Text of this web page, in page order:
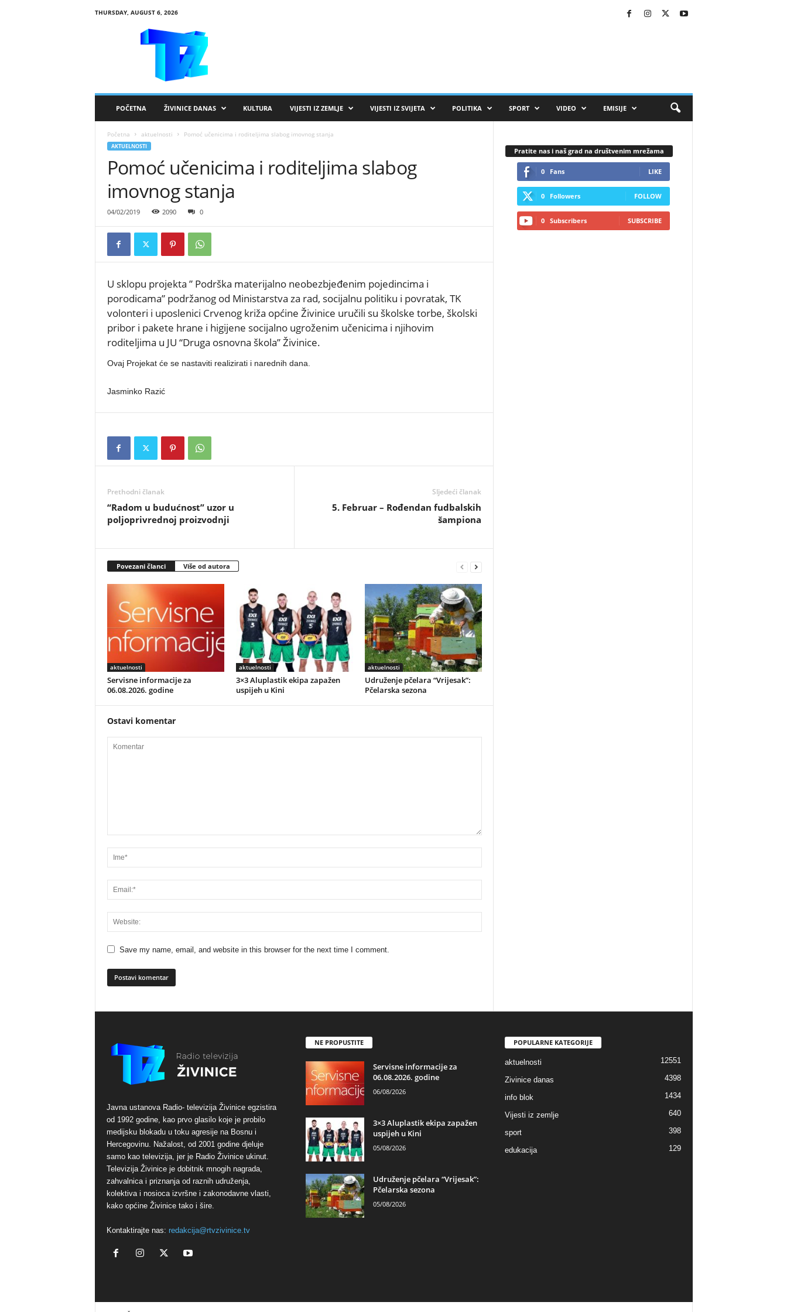
THURSDAY, AUGUST 6, 2026
POČETNA ŽIVINICE DANAS KULTURA VIJESTI IZ ZEMLJE VIJESTI IZ SVIJETA POLITIKA SPORT VIDEO EMISIJE
Početna aktuelnosti Pomoć učenicima i roditeljima slabog imovnog stanja
AKTUELNOSTI
Pomoć učenicima i roditeljima slabog
imovnog stanja
04/02/2019 2090 0
U sklopu projekta ” Podrška materijalno neobezbjeđenim pojedincima i
porodicama” podržanog od Ministarstva za rad, socijalnu politiku i povratak, TK
volonteri i uposlenici Crvenog križa općine Živinice uručili su školske torbe, školski
pribor i pakete hrane i higijene socijalno ugroženim učenicima i njihovim
roditeljima u JU “Druga osnovna škola” Živinice.
Ovaj Projekat će se nastaviti realizirati i narednih dana.
Jasminko Razić
Prethodni članak
“Radom u budućnost” uzor u
poljoprivrednoj proizvodnji
Sljedeći članak
5. Februar – Rođendan fudbalskih
šampiona
Povezani članci Više od autora
aktuelnosti
Servisne informacije za
06.08.2026. godine
aktuelnosti
3×3 Aluplastik ekipa zapažen
uspijeh u Kini
aktuelnosti
Udruženje pčelara “Vrijesak”:
Pčelarska sezona
Ostavi komentar
Save my name, email, and website in this browser for the next time I comment.
Pratite nas i naš grad na društvenim mrežama
0 Fans LIKE
0 Followers FOLLOW
0 Subscribers SUBSCRIBE
Javna ustanova Radio- televizija Živinice egzistira
od 1992 godine, kao prvo glasilo koje je probilo
medijsku blokadu u toku agresije na Bosnu i
Hercegovinu. Nažalost, od 2001 godine djeluje
samo kao televizija, jer je Radio Živinice ukinut.
Televizija Živinice je dobitnik mnogih nagrada,
zahvalnica i priznanja od raznih udruženja,
kolektiva i nosioca izvršne i zakonodavne vlasti,
kako općine Živinice tako i šire.
Kontaktirajte nas: redakcija@rtvzivinice.tv
NE PROPUSTITE
Servisne informacije za
06.08.2026. godine
06/08/2026
3×3 Aluplastik ekipa zapažen
uspijeh u Kini
05/08/2026
Udruženje pčelara “Vrijesak”:
Pčelarska sezona
05/08/2026
POPULARNE KATEGORIJE
aktuelnosti 12551
Zivinice danas 4398
info blok 1434
Vijesti iz zemlje 640
sport 398
edukacija 129